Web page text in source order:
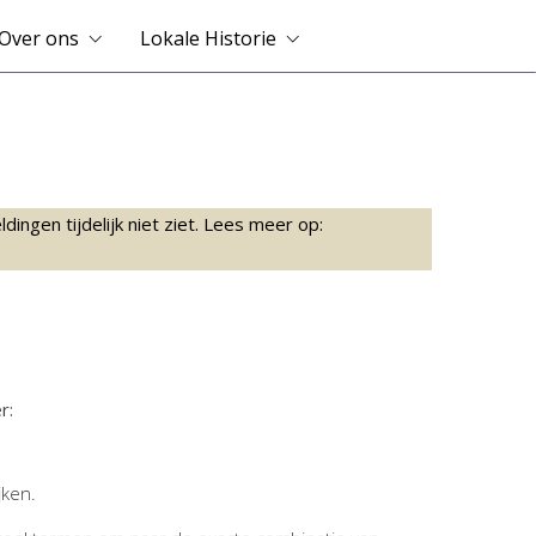
ons Lokale Historie
tijdelijk niet ziet. Lees meer op: